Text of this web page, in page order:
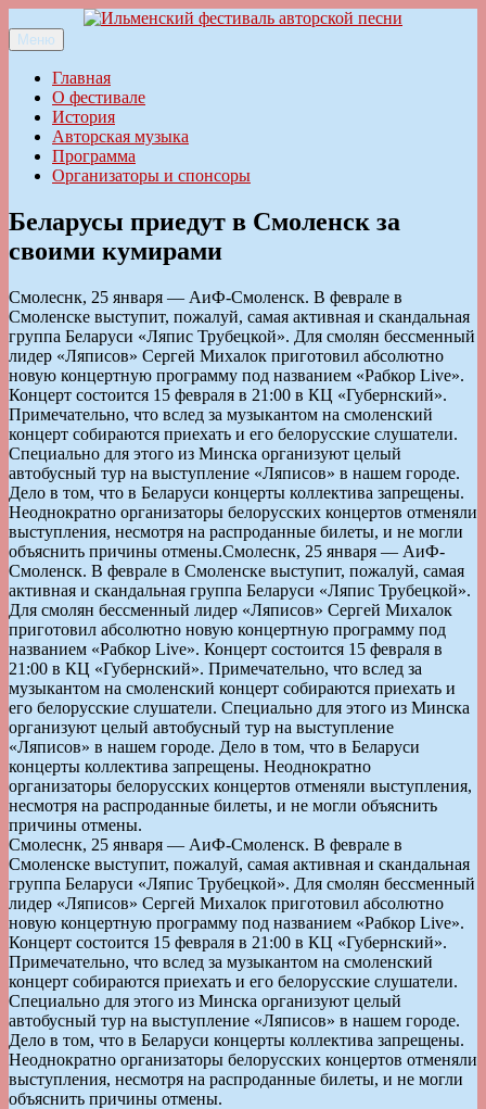
к
содержимому
Ильменский фестиваль авторской песни
Меню
Главная
О фестивале
История
Авторская музыка
Программа
Организаторы и спонсоры
Беларусы приедут в Смоленск за
своими кумирами
Смолеснк, 25 января — АиФ-Смоленск. В феврале в
Смоленске выступит, пожалуй, самая активная и скандальная
группа Беларуси «Ляпис Трубецкой». Для смолян бессменный
лидер «Ляписов» Сергей Михалок приготовил абсолютно
новую концертную программу под названием «Рабкор Live».
Концерт состоится 15 февраля в 21:00 в КЦ «Губернский».
Примечательно, что вслед за музыкантом на смоленский
концерт собираются приехать и его белорусские слушатели.
Специально для этого из Минска организуют целый
автобусный тур на выступление «Ляписов» в нашем городе.
Дело в том, что в Беларуси концерты коллектива запрещены.
Неоднократно организаторы белорусских концертов отменяли
выступления, несмотря на распроданные билеты, и не могли
объяснить причины отмены.Смолеснк, 25 января — АиФ-
Смоленск. В феврале в Смоленске выступит, пожалуй, самая
активная и скандальная группа Беларуси «Ляпис Трубецкой».
Для смолян бессменный лидер «Ляписов» Сергей Михалок
приготовил абсолютно новую концертную программу под
названием «Рабкор Live». Концерт состоится 15 февраля в
21:00 в КЦ «Губернский». Примечательно, что вслед за
музыкантом на смоленский концерт собираются приехать и
его белорусские слушатели. Специально для этого из Минска
организуют целый автобусный тур на выступление
«Ляписов» в нашем городе. Дело в том, что в Беларуси
концерты коллектива запрещены. Неоднократно
организаторы белорусских концертов отменяли выступления,
несмотря на распроданные билеты, и не могли объяснить
причины отмены.
Смолеснк, 25 января — АиФ-Смоленск. В феврале в
Смоленске выступит, пожалуй, самая активная и скандальная
группа Беларуси «Ляпис Трубецкой». Для смолян бессменный
лидер «Ляписов» Сергей Михалок приготовил абсолютно
новую концертную программу под названием «Рабкор Live».
Концерт состоится 15 февраля в 21:00 в КЦ «Губернский».
Примечательно, что вслед за музыкантом на смоленский
концерт собираются приехать и его белорусские слушатели.
Специально для этого из Минска организуют целый
автобусный тур на выступление «Ляписов» в нашем городе.
Дело в том, что в Беларуси концерты коллектива запрещены.
Неоднократно организаторы белорусских концертов отменяли
выступления, несмотря на распроданные билеты, и не могли
объяснить причины отмены.